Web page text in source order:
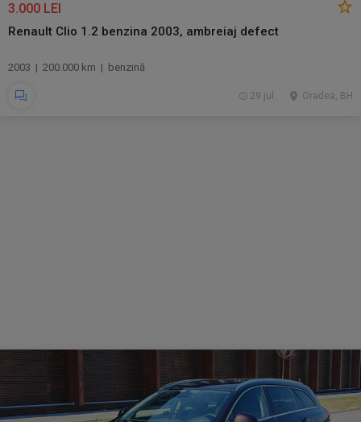
3.000 LEI
Renault Clio 1.2 benzina 2003, ambreiaj defect
2003 | 200.000 km | benzină
Oradea, BH
29 jul.